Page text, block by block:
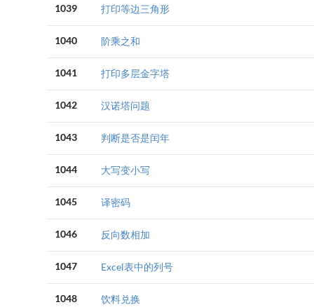
1039 打印等边三角形
1040 阶乘之和
1041 打印多层金字塔
1042 汉诺塔问题
1043 判断是否是闰年
1044 大写变小写
1045 译密码
1046 反向数相加
1047 Excel表中的列号
1048 饮料兑换